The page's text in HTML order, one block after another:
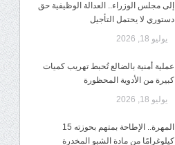
إلى مجلس الوزراء.. العدالة الوظيفية حق
دستوري لا يحتمل التأجيل
يوليو 18, 2026
عملية أمنية بالضالع تُحبط تهريب كميات
كبيرة من الأدوية المحظورة
يوليو 18, 2026
المهرة.. الإطاحة بمتهم بحوزته 15
كيلوغرامًا من مادة الشبو المخدرة